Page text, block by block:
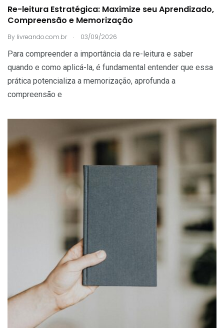
Re-leitura Estratégica: Maximize seu Aprendizado,
Compreensão e Memorização
By livreando.com.br . 03/09/2026
Para compreender a importância da re-leitura e saber
quando e como aplicá-la, é fundamental entender que essa
prática potencializa a memorização, aprofunda a
compreensão e